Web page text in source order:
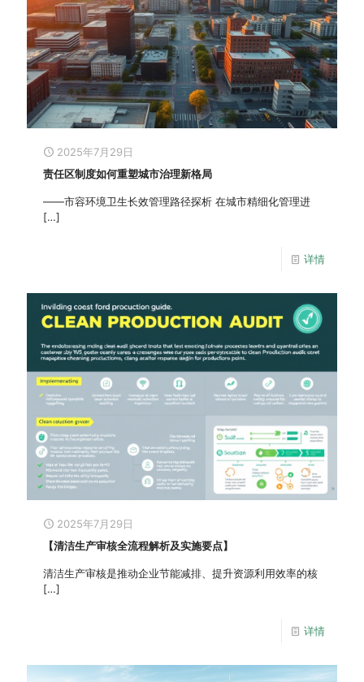
2025年7月29日
责任区制度如何重塑城市治理新格局
——市容环境卫生长效管理路径探析 在城市精细化管理进
[…]
详情
2025年7月29日
【清洁生产审核全流程解析及实施要点】
清洁生产审核是推动企业节能减排、提升资源利用效率的核
[…]
详情